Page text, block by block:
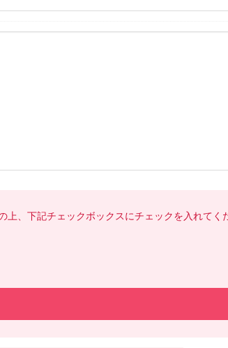
上、下記チェックボックスにチェックを入れてく